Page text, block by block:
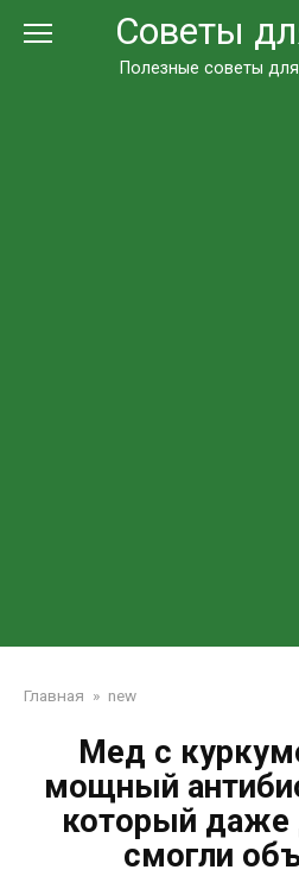
Советы
Полезные советы
Главная » new
Мед с
мощный
который даже
смогли